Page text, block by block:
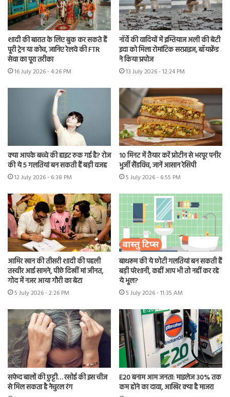
शादी की बारात के लिए बुक कर सकते हैं
पूरी ट्रेन या कोच, जानिए रेलवे की FTR
सेवा का पूरा तरीका
16 July 2026 - 4:26 PM
नॉर्वे की वादियों में इम्तियाज अली की बेटी
इदा को मिला रोमांटिक सरप्राइज, बॉयफ्रेंड
ने किया प्रपोज
13 July 2026 - 12:24 PM
क्या आपके बच्चे की हाइट रुक गई है? रोज
की ये 5 गलतियां बन सकती हैं बड़ी वजह
12 July 2026 - 6:38 PM
10 मिनट में तैयार करें प्रोटीन से भरपूर पनीर
भुर्जी सैंडविच, जानें आसान रेसिपी
5 July 2026 - 6:55 PM
आमिर खान की तीसरी शादी की पहली
तस्वीर आई सामने, पीछे दिखीं मां जीनत,
गोद में नजर आया गौरी का बेटा
5 July 2026 - 2:26 PM
बाथरूम की ये छोटी गलतियां बन सकती हैं
बड़ी परेशानी, कहीं आप भी तो नहीं कर रहे
ये भूल?
5 July 2026 - 11:35 AM
सफेद बालों की छुट्टी… रसोई की इस चीज
से मिल सकता है नेचुरल रंग
E20 बनाम आम जनता: माइलेज 30% तक
कम होने का दावा, आखिर क्या है माजरा